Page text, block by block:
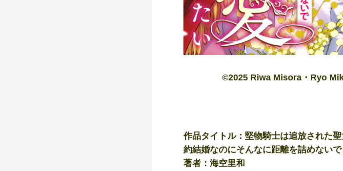
©︎2025 Riwa Misora・Ryo
作品タイトル：堅物騎士は追放された
約結婚なのにそんなに距離を詰めない
著者：海空里和